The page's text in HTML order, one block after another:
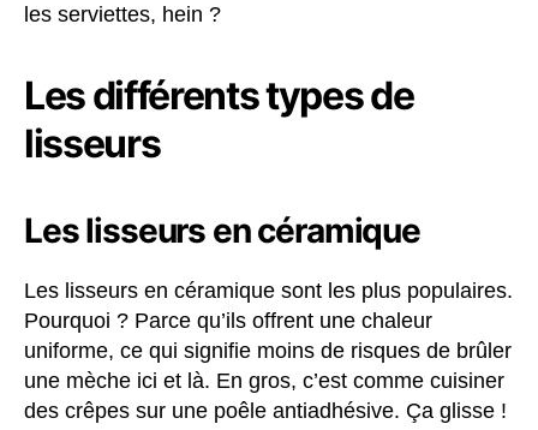
les serviettes, hein ?
Les différents types de
lisseurs
Les lisseurs en céramique
Les lisseurs en céramique sont les plus populaires.
Pourquoi ? Parce qu’ils offrent une chaleur
uniforme, ce qui signifie moins de risques de brûler
une mèche ici et là. En gros, c’est comme cuisiner
des crêpes sur une poêle antiadhésive. Ça glisse !